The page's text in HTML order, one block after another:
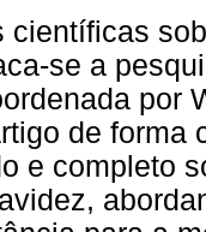
científicas
se a
por
de forma
e completo